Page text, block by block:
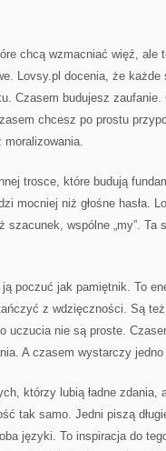
chcą wzmacniać więź, ale
Lovsy.pl docenia, że każde
Czasem budujesz
chcesz po prostu
trosce, które budują
mocniej niż głośne hasła.
szacunek, wspólne „my”. Ta
poczuć jak pamiętnik. To
z wdzięczności. Są
uczucia nie są proste.
A czasem wystarczy
którzy lubią ładne zdania,
tak samo. Jedni piszą
języki. To inspiracja do